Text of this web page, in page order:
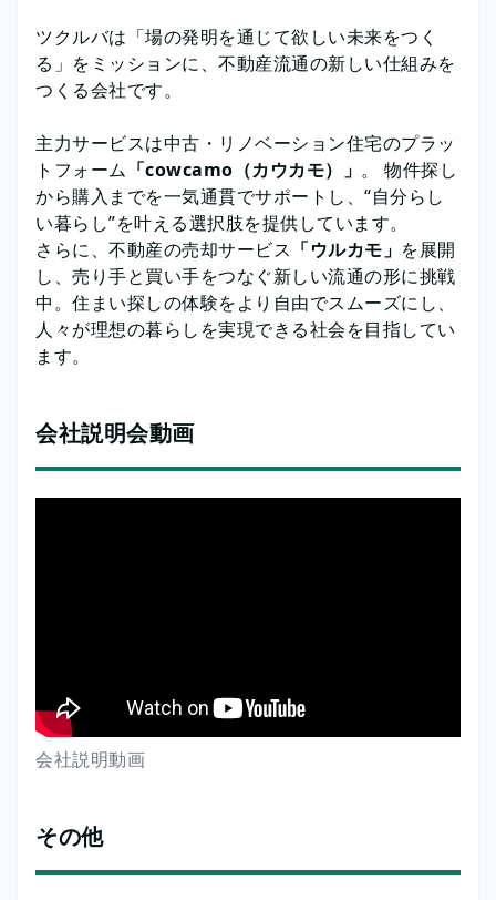
ツクルバは「場の発明を通じて欲しい未来をつく
る」をミッションに、不動産流通の新しい仕組みを
つくる会社です。
主力サービスは中古・リノベーション住宅のプラッ
トフォーム 「cowcamo（カウカモ）」 。 物件探し
から購入までを一気通貫でサポートし、“自分らし
い暮らし”を叶える選択肢を提供しています。
さらに、不動産の売却サービス 「ウルカモ」 を展開
し、売り手と買い手をつなぐ新しい流通の形に挑戦
中。住まい探しの体験をより自由でスムーズにし、
人々が理想の暮らしを実現できる社会を目指してい
ます。
会社説明会動画
会社説明動画
その他